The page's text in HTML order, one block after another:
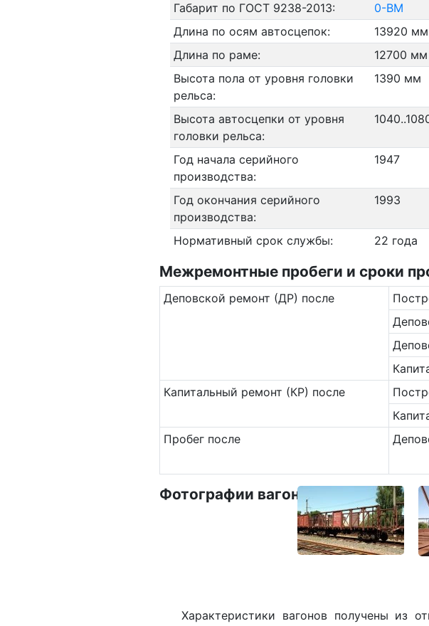
Габарит по ГОСТ 9238-2013:
0-ВМ
Длина по осям автосцепок:
13920 мм
Длина по раме:
12700 мм
Высота пола от уровня головки
рельса:
1390 мм
Высота автосцепки от уровня
головки рельса:
Год начала серийного
производства:
1947
Год окончания серийного
производства:
1993
Нормативный срок службы: 22 года
Межремонтные пробеги и сроки
Де­повс­кой ремонт (ДР) после
Ка­пи­таль­ный ремонт (КР) после
Пробег после
Фотографии вагона
Характеристики вагонов получены из